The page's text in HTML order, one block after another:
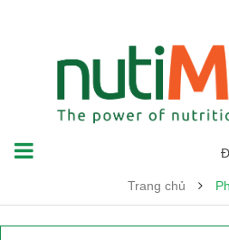
Trang chủ